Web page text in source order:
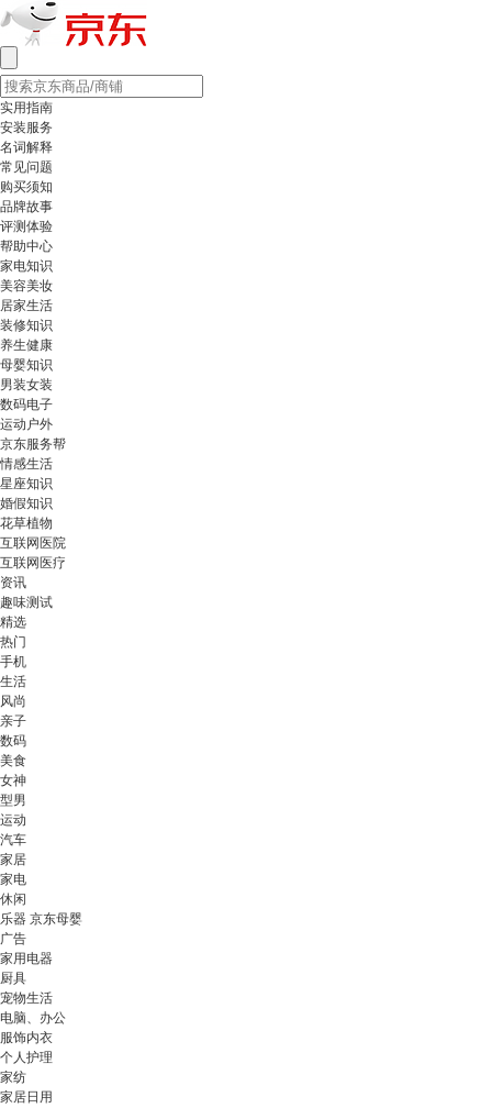
实用指南
安装服务
名词解释
常见问题
购买须知
品牌故事
评测体验
帮助中心
家电知识
美容美妆
居家生活
装修知识
养生健康
母婴知识
男装女装
数码电子
运动户外
京东服务帮
情感生活
星座知识
婚假知识
花草植物
互联网医院
互联网医疗
资讯
趣味测试
精选
热门
手机
生活
风尚
亲子
数码
美食
女神
型男
运动
汽车
家居
家电
休闲
乐器 京东母婴
广告
家用电器
厨具
宠物生活
电脑、办公
服饰内衣
个人护理
家纺
家居日用